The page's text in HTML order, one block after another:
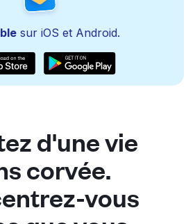
sur iOS et Android.
d'une vie
corvée.
vous